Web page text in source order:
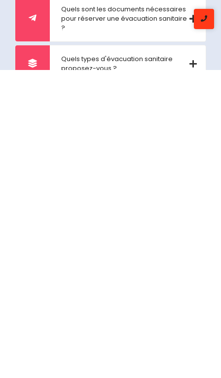
Quels sont les documents nécessaires
pour réserver une évacuation sanitaire
?
Quels types d'évacuation sanitaire
proposez-vous ?